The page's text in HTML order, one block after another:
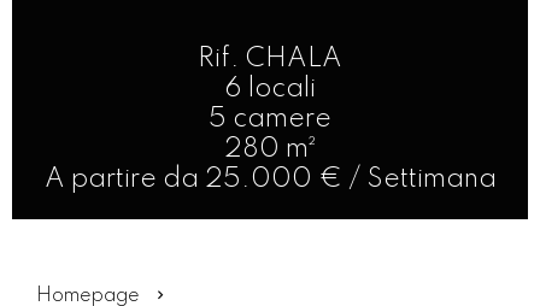
Rif. CHALA
6 locali
5 camere
280 m²
A partire da 25.000 € / Settimana
Homepage